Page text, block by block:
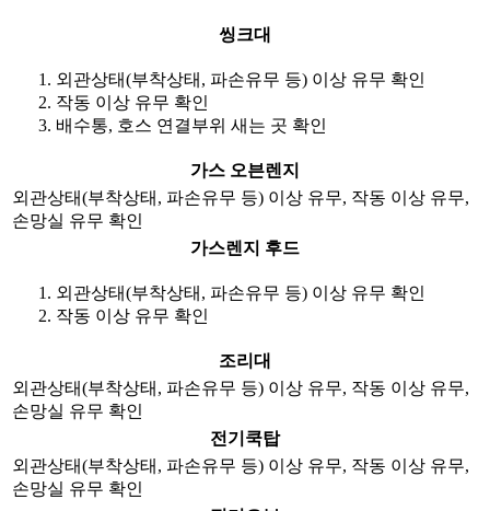
씽크대
외관상태(부착상태, 파손유무 등) 이상 유무 확인
작동 이상 유무 확인
배수통, 호스 연결부위 새는 곳 확인
가스 오븐렌지
외관상태(부착상태, 파손유무 등) 이상 유무, 작동 이상 유무,
손망실 유무 확인
가스렌지 후드
외관상태(부착상태, 파손유무 등) 이상 유무 확인
작동 이상 유무 확인
조리대
외관상태(부착상태, 파손유무 등) 이상 유무, 작동 이상 유무,
손망실 유무 확인
전기쿡탑
외관상태(부착상태, 파손유무 등) 이상 유무, 작동 이상 유무,
손망실 유무 확인